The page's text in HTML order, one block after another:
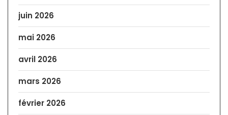
juin 2026
mai 2026
avril 2026
mars 2026
février 2026